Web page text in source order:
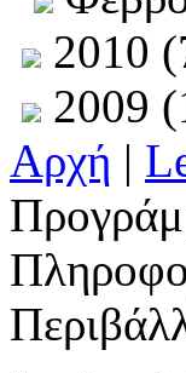
2010
2009
Αρχή |